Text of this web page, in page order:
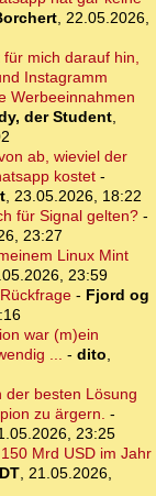
, 22.05.2026,
mich darauf hin,
Instagramm
Werbeeinnahmen
der Student,
ab, wieviel der
kostet -
, 23.05.2026, 18:22
für Signal gelten?-
23:27
Linux Mint
23:59
- Fjord og
war (m)ein
... - dito,
der besten Lösung
zu ärgern. -
23:25
Mrd USD im Jahr
DT, 21.05.2026,